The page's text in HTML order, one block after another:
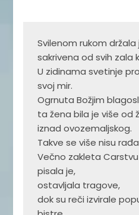
Svilenom rukom držala
sakrivena od svih zala
U zidinama svetinje
svoj mir.
Ogrnuta Božjim
ta žena bila je više od
iznad ovozemaljskog.
Takve se više nisu
Večno zakleta
pisala je,
ostavljala tragove,
dok su reči izvirale